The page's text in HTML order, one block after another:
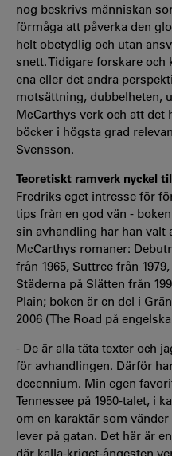
nog beskrivs människan
förmåga att påverka den
helt obetydlig och utan
snett. Tidigare forskare
ena eller det andra
motsättning, dubbelheten,
McCarthys verk och att det
böcker i högsta grad
Svensson.
Teoretiskt ramverk nyckel
Fredriks eget intresse för
tips från en god vän -
sin avhandling har han valt
McCarthys romaner:
från 1965, Suttree från
Städerna på Slätten från
Plain; boken är en del i
2006 (The Road på
- De är alla täta texter och
för avhandlingen. Därför
decennium. Min egen
Tennessee på 1950-talet, i
om en karaktär som
lever på gatan. Det här är
där kalla-kriget-ångesten